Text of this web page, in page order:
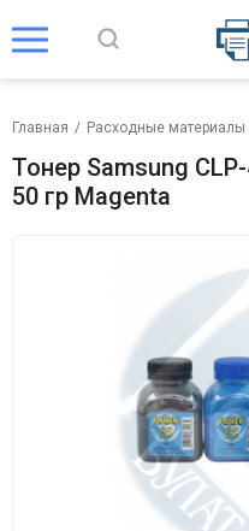
Главная / Расходные материалы
Тонер Samsung
50 гр Magenta